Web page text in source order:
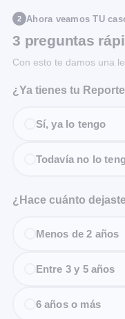
2 Ahora veamos TU
3 preguntas
Con esto te damos una
¿Ya tienes tu
Sí, ya lo tengo
Todavía no lo
¿Hace cuánto
Menos de 2 años
Entre 3 y 5 años
6 años o más